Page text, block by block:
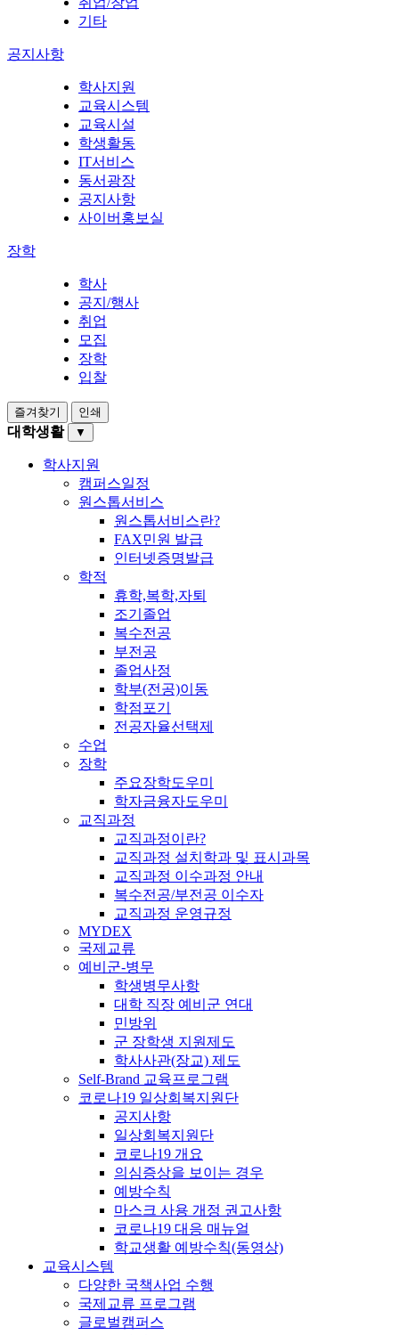
기타
공지사항
학사지원
교육시스템
교육시설
학생활동
IT서비스
동서광장
공지사항
사이버홍보실
장학
학사
공지/행사
취업
모집
장학
입찰
즐겨찾기 인쇄
대학생활 ▼
학사지원
캠퍼스일정
원스톱서비스
원스톱서비스란?
FAX민원 발급
인터넷증명발급
학적
휴학,복학,자퇴
조기졸업
복수전공
부전공
졸업사정
학부(전공)이동
학점포기
전공자율선택제
수업
장학
주요장학도우미
학자금융자도우미
교직과정
교직과정이란?
교직과정 설치학과 및 표시과목
교직과정 이수과정 안내
복수전공/부전공 이수자
교직과정 운영규정
MYDEX
국제교류
예비군-병무
학생병무사항
대학 직장 예비군 연대
민방위
군 장학생 지원제도
학사사관(장교) 제도
Self-Brand 교육프로그램
코로나19 일상회복지원단
공지사항
일상회복지원단
코로나19 개요
의심증상을 보이는 경우
예방수칙
마스크 사용 개정 권고사항
코로나19 대응 매뉴얼
학교생활 예방수칙(동영상)
교육시스템
다양한 국책사업 수행
국제교류 프로그램
글로벌캠퍼스